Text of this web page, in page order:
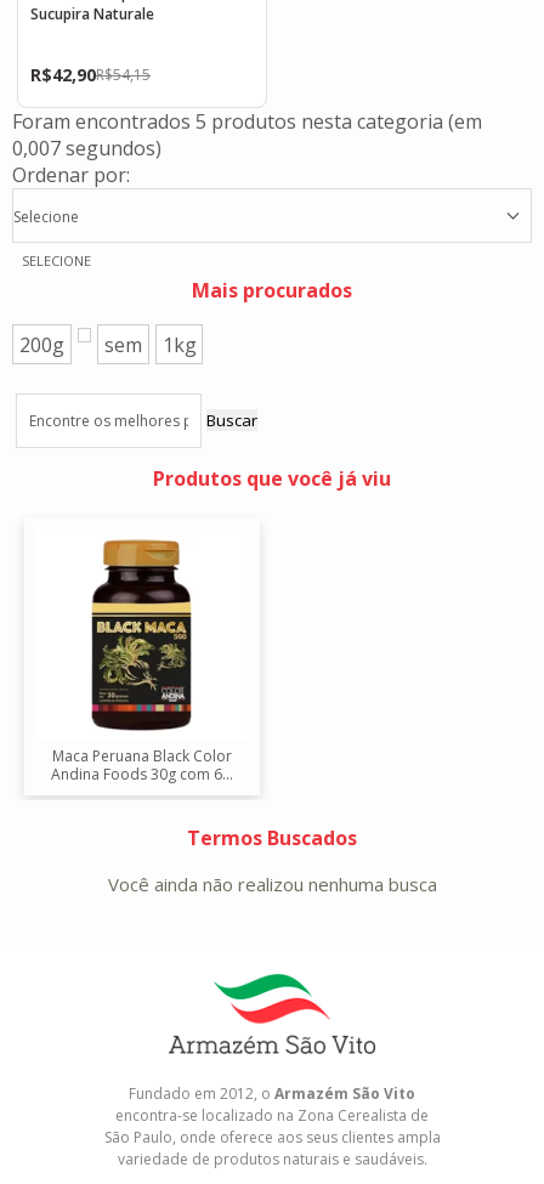
Sucupira Naturale
R$54,15
R$42,90
Foram encontrados 5 produtos nesta categoria (em
0,007 segundos)
Ordenar por:
Selecione
SELECIONE
Mais procurados
200g sem 1kg
Buscar
Produtos que você já viu
Maca Peruana Black Color
Andina Foods 30g com 6...
Termos Buscados
Você ainda não realizou nenhuma busca
Fundado em 2012, o Armazém São Vito
encontra-se localizado na Zona Cerealista de
São Paulo, onde oferece aos seus clientes ampla
variedade de produtos naturais e saudáveis.